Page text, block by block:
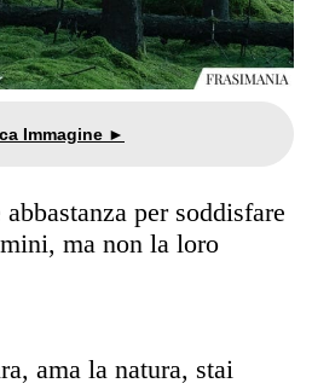
per soddisfare
ma non la loro
ama la natura, stai